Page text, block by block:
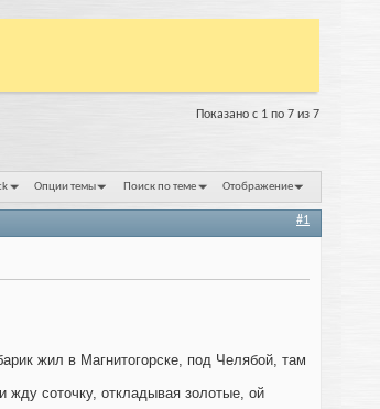
Показано с 1 по 7 из 7
Опции темы Поиск по теме Отображение
#1
жил в Магнитогорске, под Челябой, там
жду соточку, откладывая золотые, ой